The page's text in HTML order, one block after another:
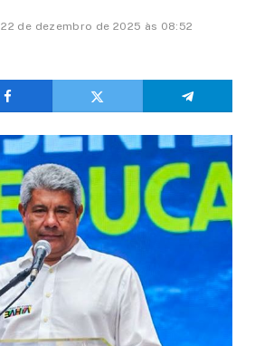
22 de dezembro de 2025 às 08:52